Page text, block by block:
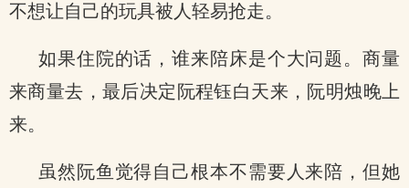
不想让自己的玩具被人轻易抢走。
如果住院的话，谁来陪床是个大问题。商量
来商量去，最后决定阮程钰白天来，阮明烛晚上
来。
虽然阮鱼觉得自己根本不需要人来陪，但她